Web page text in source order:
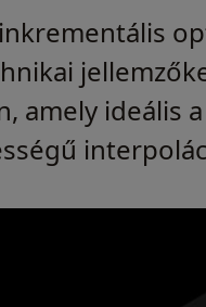
inkrementális
amely ideális